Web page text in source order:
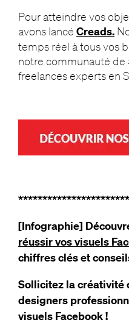
Pour atteindre vos
avons lancé Creads.
temps réel à tous vos
notre communauté
freelances experts en
[Infographie]
réussir vos visuels
chiffres clés et
Sollicitez la créativité
designers
visuels Facebook !